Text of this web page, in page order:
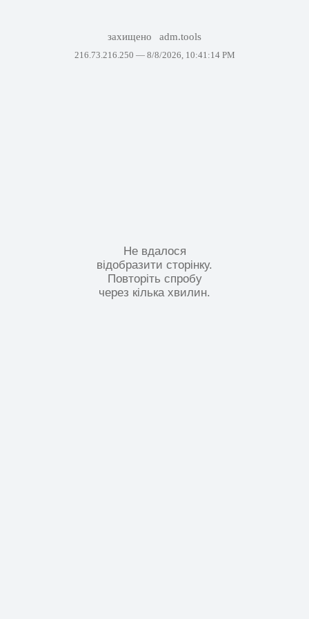
захищено adm.tools
216.73.216.250 — 8/8/2026, 10:41:14 PM
Не вдалося
відобразити сторінку.
Повторіть спробу
через кілька хвилин.